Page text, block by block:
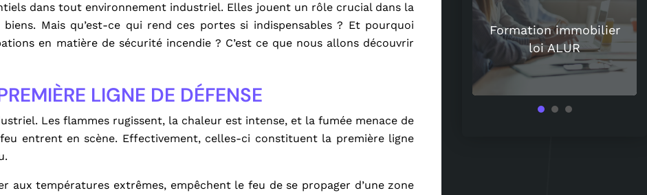
dans tout environnement industriel. Elles jouent un rôle crucial dans la
Mais qu’est-ce qui rend ces portes si indispensables ? Et pourquoi
en matière de sécurité incendie ? C’est ce que nous allons découvrir
LIGNE DE DÉFENSE
Les flammes rugissent, la chaleur est intense, et la fumée menace de
entrent en scène. Effectivement, celles-ci constituent la première ligne
aux températures extrêmes, empêchent le feu de se propager d’une zone
Pourquoi les spiritueux
séduisent de plus en
plus les amateurs de
Formation immobilier
loi ALUR